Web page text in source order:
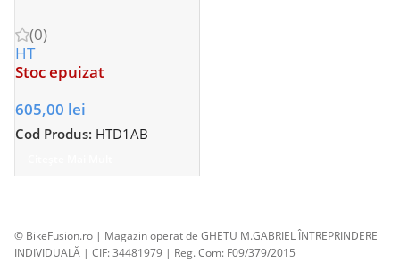
(0)
HT
Stoc epuizat
605,00 lei
Cod Produs: HTD1AB
© BikeFusion.ro | Magazin operat de GHETU M.GABRIEL ÎNTREPRINDERE
INDIVIDUALĂ | CIF: 34481979 | Reg. Com: F09/379/2015